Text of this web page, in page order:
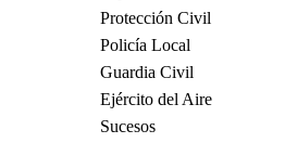
Protección Civil
Policía Local
Guardia Civil
Ejército del Aire
Sucesos